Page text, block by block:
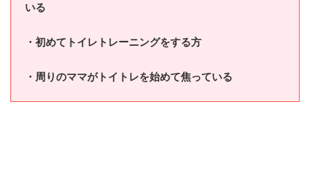
いる
・初めてトイレトレーニングをする方
・周りのママがトイトレを始めて焦っている